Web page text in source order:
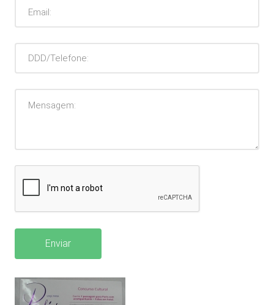
Enviar